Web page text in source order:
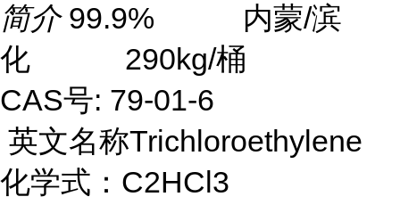
简介 99.9% 内蒙/滨
化 290kg/桶
CAS号: 79-01-6
英文名称Trichloroethylene
化学式：C2HCl3